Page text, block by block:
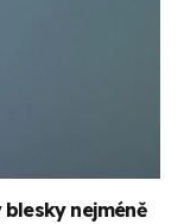
nejméně